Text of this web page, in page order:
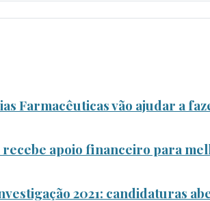
Farmacêuticas vão ajudar a
apoio financeiro para
2021: candidaturas